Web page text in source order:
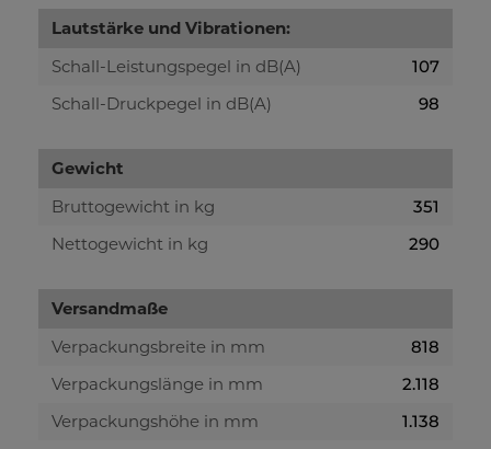
Lautstärke und Vibrationen:
Schall-Leistungspegel in dB(A)
107
Schall-Druckpegel in dB(A)
98
Gewicht
Bruttogewicht in kg
351
Nettogewicht in kg
290
Versandmaße
Verpackungsbreite in mm
818
Verpackungslänge in mm
2.118
Verpackungshöhe in mm
1.138